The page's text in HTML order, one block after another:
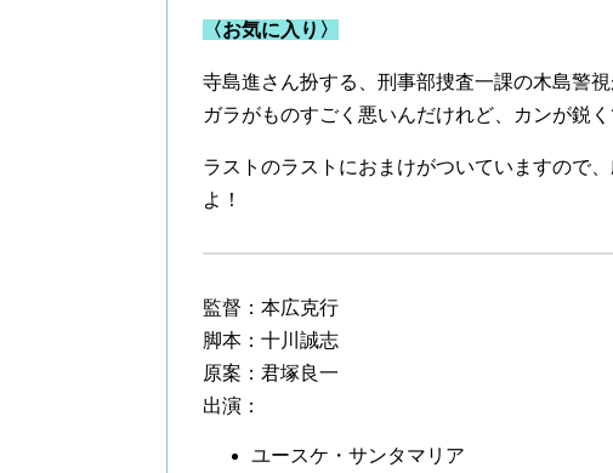
〈お気に入り〉
寺島進さん扮する、刑事部捜査一課の木島警視
ガラがものすごく悪いんだけれど、カンが鋭
ラストのラストにおまけがついていますので
よ！
監督：本広克行
脚本：十川誠志
原案：君塚良一
出演：
ユースケ・サンタマリア